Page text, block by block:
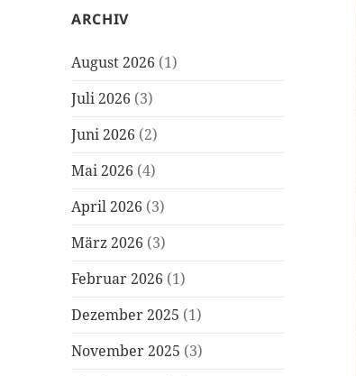
ARCHIV
August 2026 (1)
Juli 2026 (3)
Juni 2026 (2)
Mai 2026 (4)
April 2026 (3)
März 2026 (3)
Februar 2026 (1)
Dezember 2025 (1)
November 2025 (3)